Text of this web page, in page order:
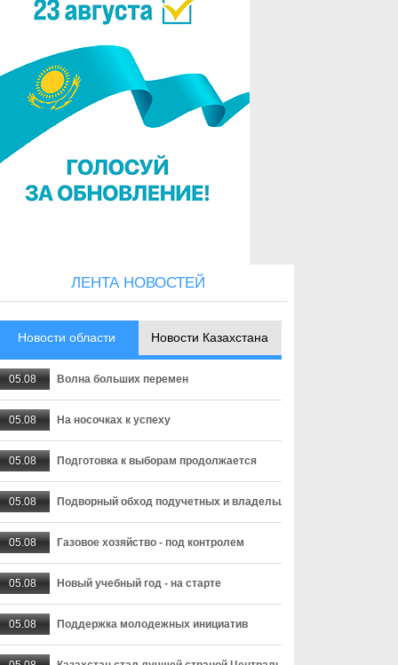
ЛЕНТА НОВОСТЕЙ
Новости области Новости Казахстана
05.08 Волна больших перемен
05.08 На носочках к успеху
05.08 Подготовка к выборам продолжается
05.08 Подворный обход подучетных и владельцев оружия
05.08 Газовое хозяйство - под контролем
05.08 Новый учебный год - на старте
05.08 Поддержка молодежных инициатив